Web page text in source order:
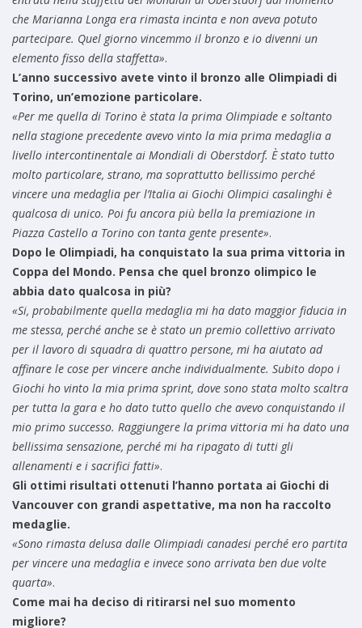
che Marianna Longa era rimasta incinta e non aveva potuto
partecipare. Quel giorno vincemmo il bronzo e io divenni un
elemento fisso della staffetta».
L’anno successivo avete vinto il bronzo alle Olimpiadi di
Torino, un’emozione particolare.
«Per me quella di Torino è stata la prima Olimpiade e soltanto
nella stagione precedente avevo vinto la mia prima medaglia a
livello intercontinentale ai Mondiali di Oberstdorf. È stato tutto
molto particolare, strano, ma soprattutto bellissimo perché
vincere una medaglia per l’Italia ai Giochi Olimpici casalinghi è
qualcosa di unico. Poi fu ancora più bella la premiazione in
Piazza Castello a Torino con tanta gente presente».
Dopo le Olimpiadi, ha conquistato la sua prima vittoria in
Coppa del Mondo. Pensa che quel bronzo olimpico le
abbia dato qualcosa in più?
«Si, probabilmente quella medaglia mi ha dato maggior fiducia in
me stessa, perché anche se è stato un premio collettivo arrivato
per il lavoro di squadra di quattro persone, mi ha aiutato ad
affinare le cose per vincere anche individualmente. Subito dopo i
Giochi ho vinto la mia prima sprint, dove sono stata molto scaltra
per tutta la gara e ho dato tutto quello che avevo conquistando il
mio primo successo. Raggiungere la prima vittoria mi ha dato una
bellissima sensazione, perché mi ha ripagato di tutti gli
allenamenti e i sacrifici fatti».
Gli ottimi risultati ottenuti l’hanno portata ai Giochi di
Vancouver con grandi aspettative, ma non ha raccolto
medaglie.
«Sono rimasta delusa dalle Olimpiadi canadesi perché ero partita
per vincere una medaglia e invece sono arrivata ben due volte
quarta».
Come mai ha deciso di ritirarsi nel suo momento
migliore?